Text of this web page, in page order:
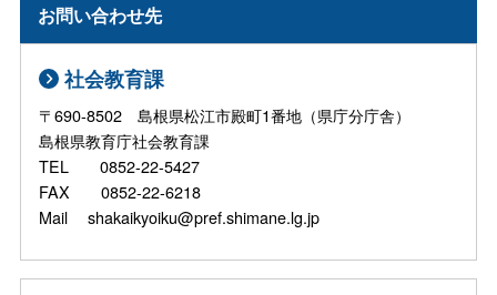
お問い合わせ先
社会教育課
〒690-8502 島根県松江市殿町1番地（県庁分庁舎）
島根県教育庁社会教育課
TEL 0852-22-5427
FAX 0852-22-6218
Mail shakaikyoiku@pref.shimane.lg.jp